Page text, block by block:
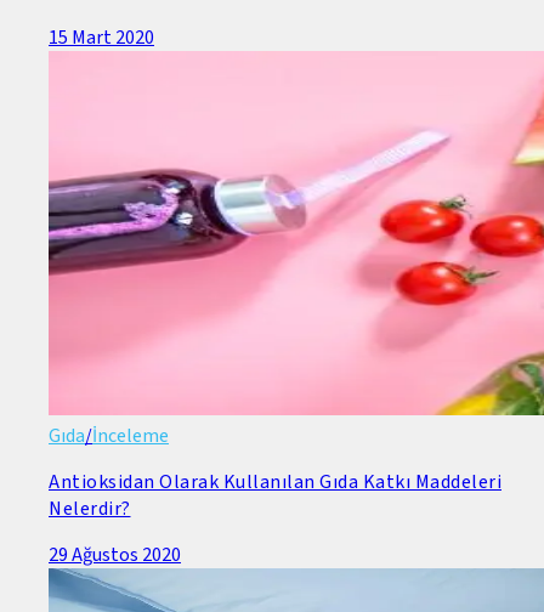
15 Mart 2020
Gıda/İnceleme
Antioksidan Olarak Kullanılan Gıda Katkı Maddeleri
Nelerdir?
29 Ağustos 2020